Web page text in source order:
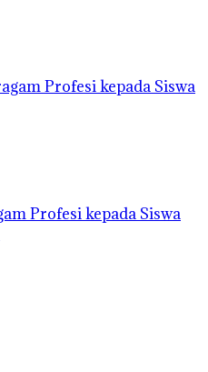
Profesi kepada Siswa